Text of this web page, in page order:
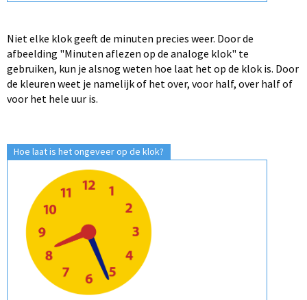
Niet elke klok geeft de minuten precies weer. Door de
afbeelding "Minuten aflezen op de analoge klok" te
gebruiken, kun je alsnog weten hoe laat het op de klok is. Door
de kleuren weet je namelijk of het over, voor half, over half of
voor het hele uur is.
Hoe laat is het ongeveer op de klok?